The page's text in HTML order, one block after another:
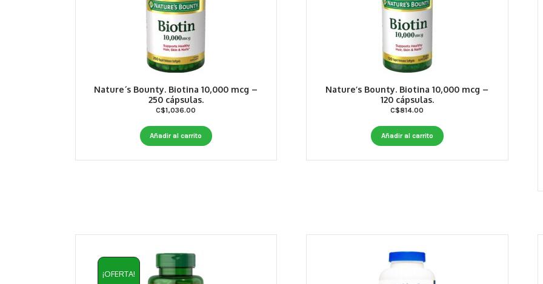
Nature´s Bounty. Biotina 10,000 mcg –
250 cápsulas.
C$1,036.00
Añadir al carrito
Nature’s Bounty. Biotina 10,000 mcg –
120 cápsulas.
C$814.00
Añadir al carrito
¡OFERTA!